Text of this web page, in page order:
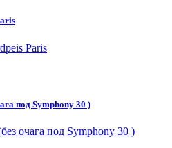
под Symphony 30 )